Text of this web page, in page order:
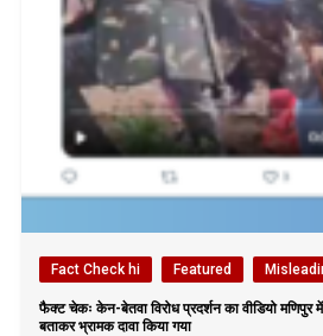
Fact Check hi Featured
फैक्ट चेकः केन-बेतवा विरोध प्रदर्शन का वीडियो मणिपुर में
बताकर भ्रामक दावा किया गया